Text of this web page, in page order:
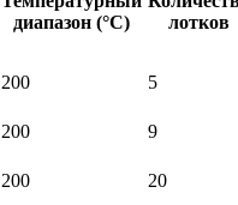
диапазон (°C)
лотков
200 5
200 9
200 20